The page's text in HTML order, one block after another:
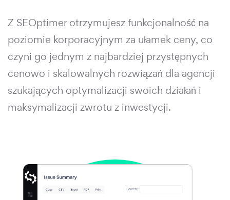
Z SEOptimer otrzymujesz funkcjonalność na
poziomie korporacyjnym za ułamek ceny, co
czyni go jednym z najbardziej przystępnych
cenowo i skalowalnych rozwiązań dla agencji
szukających optymalizacji swoich działań i
maksymalizacji zwrotu z inwestycji.